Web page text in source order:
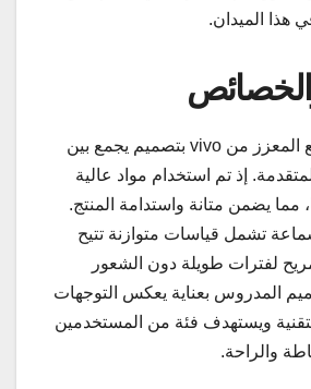
هذا الميدان.
تتميز سماعة الواقع المعزز من vivo بتصميم يجمع بين
إذ تم استخدام مواد عالية
مما يضمن متانة واستدامة المنتج.
تشمل قياسات متوازنة تتيح
لفترات طويلة دون الشعور
المدروس بعناية يعكس التوجهات
ويستهدف فئة من المستخدمين
والراحة.